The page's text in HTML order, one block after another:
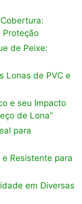
Proteção
de Peixe:
Lonas de PVC e
e seu Impacto
de Lona”
para
Resistente para
em Diversas